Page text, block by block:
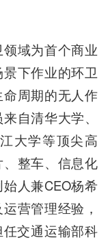
域为首个商业
下作业的环卫
周期的无人作
自清华大学、
大学等顶尖高
整车、信息化
人兼CEO杨希
营管理经验，
交通运输部科